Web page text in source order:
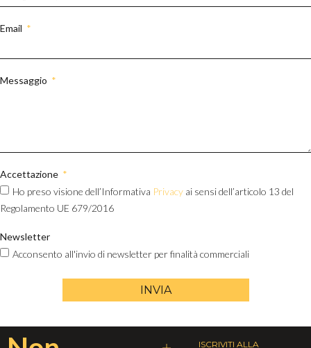
Email
Messaggio
Accettazione
Ho preso visione dell’Informativa Privacy ai sensi dell’articolo 13 del
Regolamento UE 679/2016
Newsletter
Acconsento all'invio di newsletter per finalità commerciali
INVIA
ISCRIVITI ALLA